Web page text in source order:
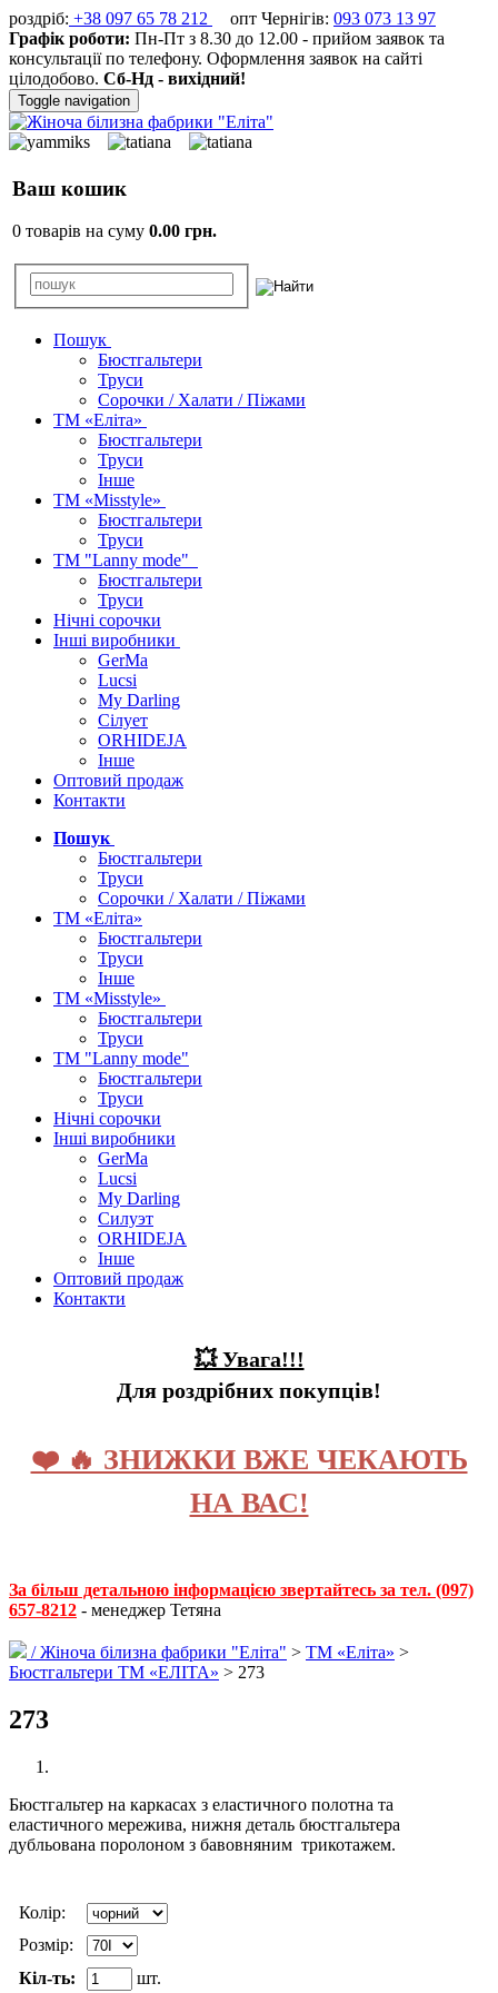
роздріб: +38 097 65 78 212 опт Чернігів: 093 073 13 97
Графік роботи: Пн-Пт з 8.30 до 12.00 - прийом заявок та
консультації по телефону. Оформлення заявок на сайті
цілодобово. Сб-Нд - вихідний!
Toggle navigation
Ваш кошик
0 товарів на суму 0.00 грн.
Пошук
Бюстгальтери
Труси
Сорочки / Халати / Піжами
ТМ «Еліта»
Бюстгальтери
Труси
Інше
ТМ «Misstyle»
Бюстгальтери
Труси
ТМ "Lanny mode"
Бюстгальтери
Труси
Нічні сорочки
Інші виробники
GerMa
Lucsi
My Darling
Сілует
ORHIDEJA
Інше
Оптовий продаж
Контакти
Пошук
Бюстгальтери
Труси
Сорочки / Халати / Піжами
ТМ «Еліта»
Бюстгальтери
Труси
Інше
ТМ «Misstyle»
Бюстгальтери
Труси
ТМ "Lanny mode"
Бюстгальтери
Труси
Нічні сорочки
Інші виробники
GerMa
Lucsi
My Darling
Силуэт
ORHIDEJA
Інше
Оптовий продаж
Контакти
💥 Увага!!!
Для роздрібних покупців!
❤️ 🔥 ЗНИЖКИ ВЖЕ ЧЕКАЮТЬ
НА ВАС!
За більш детальною інформацією звертайтесь за тел. (097)
657-8212 - менеджер Тетяна
/Жіноча білизна фабрики "Еліта" > ТМ «Еліта» >
Бюстгальтери ТМ «ЕЛІТА» > 273
273
Бюстгальтер на каркасах з еластичного полотна та
еластичного мережива, нижня деталь бюстгальтера
дубльована поролоном з бавовняним трикотажем.
Колір:
Розмір:
Кіл-ть:
шт.